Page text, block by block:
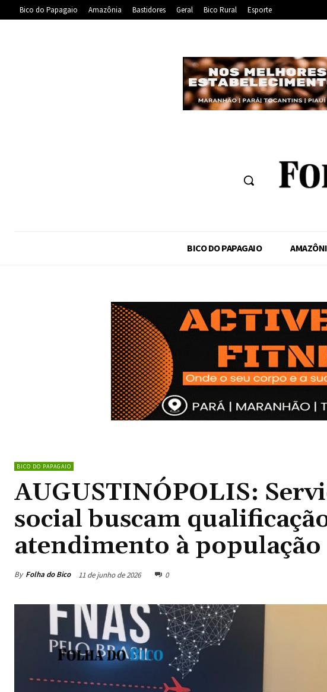
Bico do Papagaio Amazônia Bastidores Geral Bico Rural Esporte
BICO DO PAPAGAIO
BICO DO PAPAGAIO
AUGUSTINÓPOLIS:
social buscam
atendimento à população
By Folha do Bico 11 de junho de 2026 0